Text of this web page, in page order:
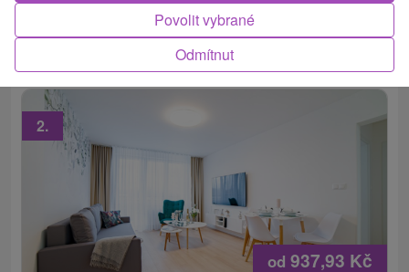
polopenzí, vstupem do Spa & Aquapark a
bonusovou procedurou ZDARMA.
od 937,93 Kč
2.
Odmítnut
Povolit vybrané